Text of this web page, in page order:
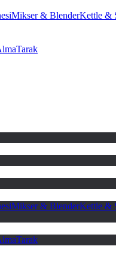
Mikser & BlenderKettle &
Tarak
Mikser & BlenderKettle &
Tarak